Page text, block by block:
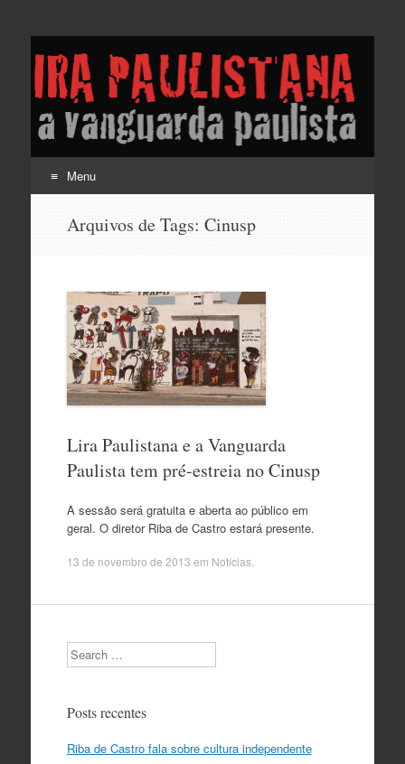
Lira Paulistana e a
vanguarda paulista
Menu
Arquivos de Tags: Cinusp
Lira Paulistana e a Vanguarda
Paulista tem pré-estreia no Cinusp
A sessão será gratuita e aberta ao público em
geral. O diretor Riba de Castro estará presente.
13 de novembro de 2013 em Notícias.
Search
Posts recentes
Riba de Castro fala sobre cultura independente